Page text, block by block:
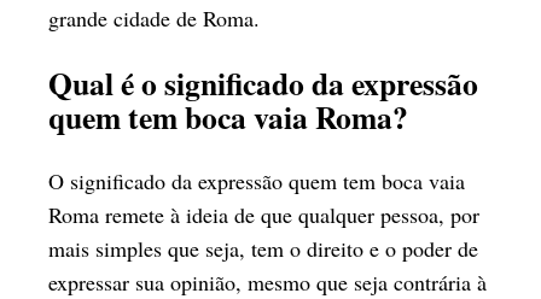
grande cidade de Roma.
Qual é o significado da expressão
quem tem boca vaia Roma?
O significado da expressão quem tem boca vaia
Roma remete à ideia de que qualquer pessoa, por
mais simples que seja, tem o direito e o poder de
expressar sua opinião, mesmo que seja contrária à